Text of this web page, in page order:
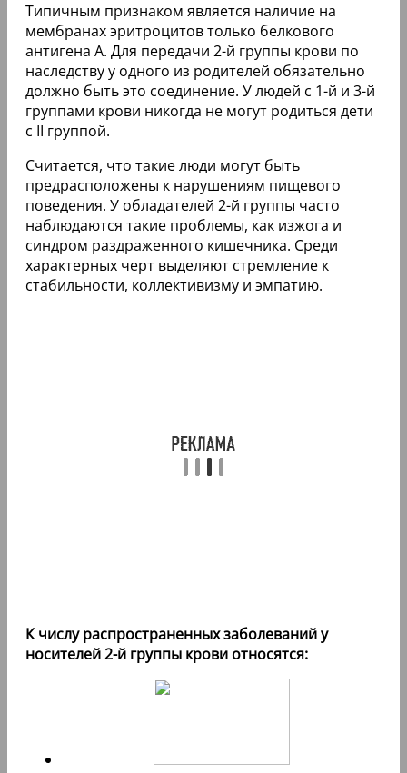
Типичным признаком является наличие на
мембранах эритроцитов только белкового
антигена A. Для передачи 2-й группы крови по
наследству у одного из родителей обязательно
должно быть это соединение. У людей с 1-й и 3-й
группами крови никогда не могут родиться дети
с II группой.
Считается, что такие люди могут быть
предрасположены к нарушениям пищевого
поведения. У обладателей 2-й группы часто
наблюдаются такие проблемы, как изжога и
синдром раздраженного кишечника. Среди
характерных черт выделяют стремление к
стабильности, коллективизму и эмпатию.
К числу распространенных заболеваний у
носителей 2-й группы крови относятся: